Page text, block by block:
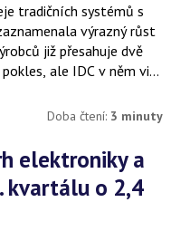
tradičních systémů s
výrazný růst
již přesahuje dvě
ale IDC v něm vidí
Doba čtení: 3 minuty
kvartálu o 2,4